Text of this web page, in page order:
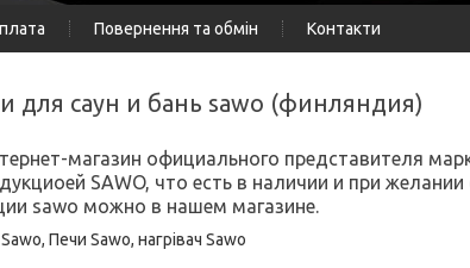
Повернення та обмін Контакти
для саун и бань sawo (финляндия)
магазин официального представителя
SAWO, что есть в наличии и при
sawo можно в нашем магазине.
Печи Sawo, нагрівач Sawo